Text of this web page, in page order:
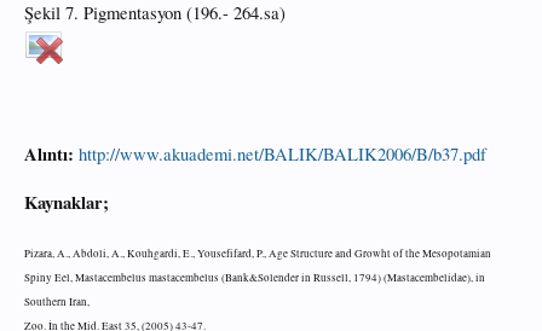
Şekil 7. Pigmentasyon (196.- 264.sa)
Alıntı: http://www.akuademi.net/BALIK/BALIK2006/B/b37.pdf
Kaynaklar;
Pizara, A., Abdoli, A., Kouhgardi, E., Yousefifard, P., Age Structure and Growht of the Mesopotamian
Spiny Eel, Mastacembelus mastacembelus (Bank&Solender in Russell, 1794) (Mastacembelidae), in
Southern Iran,
Zoo. İn the Mid. East 35, (2005) 43-47.